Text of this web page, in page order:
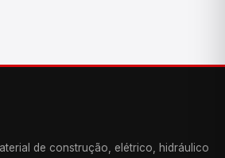
de construção, elétrico, hidráulico